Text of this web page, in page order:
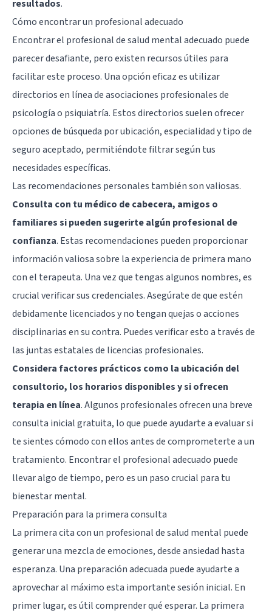
resultados.
Cómo encontrar un profesional adecuado
Encontrar el profesional de salud mental adecuado puede
parecer desafiante, pero existen recursos útiles para
facilitar este proceso. Una opción eficaz es utilizar
directorios en línea de asociaciones profesionales de
psicología o psiquiatría. Estos directorios suelen ofrecer
opciones de búsqueda por ubicación, especialidad y tipo de
seguro aceptado, permitiéndote filtrar según tus
necesidades específicas.
Las recomendaciones personales también son valiosas.
Consulta con tu médico de cabecera, amigos o
familiares si pueden sugerirte algún profesional de
confianza. Estas recomendaciones pueden proporcionar
información valiosa sobre la experiencia de primera mano
con el terapeuta. Una vez que tengas algunos nombres, es
crucial verificar sus credenciales. Asegúrate de que estén
debidamente licenciados y no tengan quejas o acciones
disciplinarias en su contra. Puedes verificar esto a través de
las juntas estatales de licencias profesionales.
Considera factores prácticos como la ubicación del
consultorio, los horarios disponibles y si ofrecen
terapia en línea. Algunos profesionales ofrecen una breve
consulta inicial gratuita, lo que puede ayudarte a evaluar si
te sientes cómodo con ellos antes de comprometerte a un
tratamiento. Encontrar el profesional adecuado puede
llevar algo de tiempo, pero es un paso crucial para tu
bienestar mental.
Preparación para la primera consulta
La primera cita con un profesional de salud mental puede
generar una mezcla de emociones, desde ansiedad hasta
esperanza. Una preparación adecuada puede ayudarte a
aprovechar al máximo esta importante sesión inicial. En
primer lugar, es útil comprender qué esperar. La primera